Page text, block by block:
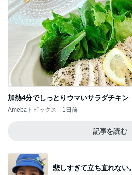
加熱4分でしっとりウマいサラダチキン
Amebaトピックス 1日前
記事を読む
悲しすぎて立ち直れない。